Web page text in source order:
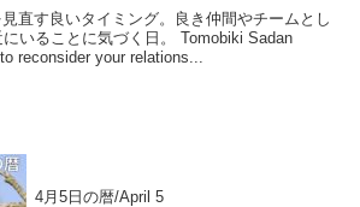
す良いタイミング。良き仲間やチームとし
いることに気づく日。 Tomobiki Sadan
reconsider your relations...
4月5日の暦/April 5